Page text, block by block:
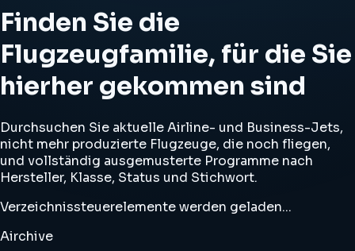
Finden Sie die
Flugzeugfamilie, für die Sie
hierher gekommen sind
Durchsuchen Sie aktuelle Airline- und Business-Jets,
nicht mehr produzierte Flugzeuge, die noch fliegen,
und vollständig ausgemusterte Programme nach
Hersteller, Klasse, Status und Stichwort.
Verzeichnissteuerelemente werden geladen...
Airchive